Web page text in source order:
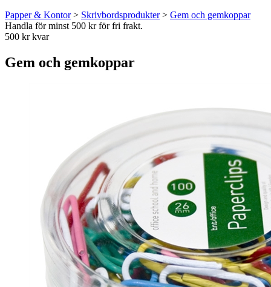
Papper & Kontor> Skrivbordsprodukter> Gem och gemkoppar
Handla för minst 500 kr för fri frakt.
500 kr kvar
Gem och gemkoppar